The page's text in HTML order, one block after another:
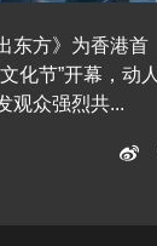
东方》为香港首
化节”开幕，动人
观众强烈共...